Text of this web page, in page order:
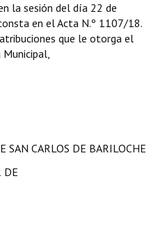
la sesión del día 22 de
en el Acta N.º 1107/18.
que le otorga el
SAN CARLOS DE BARILOCHE
DE